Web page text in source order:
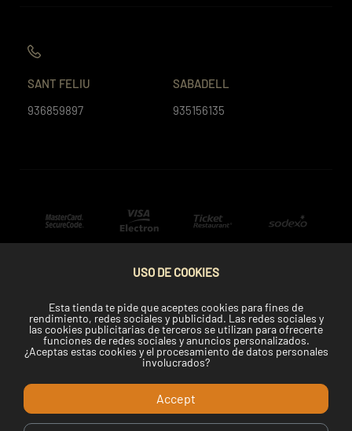
SANT FELIU
936859897
SABADELL
935156135
Copyright © 2022 Telemaki.com.
USO DE COOKIES
Esta tienda te pide que aceptes cookies para fines de
rendimiento, redes sociales y publicidad. Las redes sociales y
las cookies publicitarias de terceros se utilizan para ofrecerte
funciones de redes sociales y anuncios personalizados.
¿Aceptas estas cookies y el procesamiento de datos personales
involucrados?
Accept